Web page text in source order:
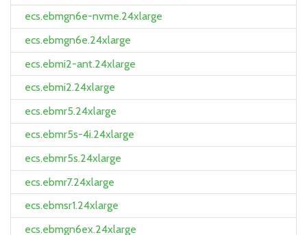
ecs.ebmgn6e-nvme.24xlarge
ecs.ebmgn6e.24xlarge
ecs.ebmi2-ant.24xlarge
ecs.ebmi2.24xlarge
ecs.ebmr5.24xlarge
ecs.ebmr5s-4i.24xlarge
ecs.ebmr5s.24xlarge
ecs.ebmr7.24xlarge
ecs.ebmsr1.24xlarge
ecs.ebmgn6ex.24xlarge